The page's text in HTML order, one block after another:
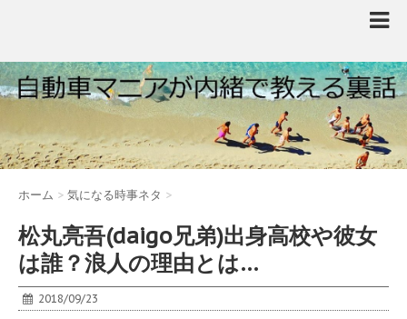
ホーム > 気になる時事ネタ >
松丸亮吾(daigo兄弟)出身高校や彼女
は誰？浪人の理由とは…
2018/09/23